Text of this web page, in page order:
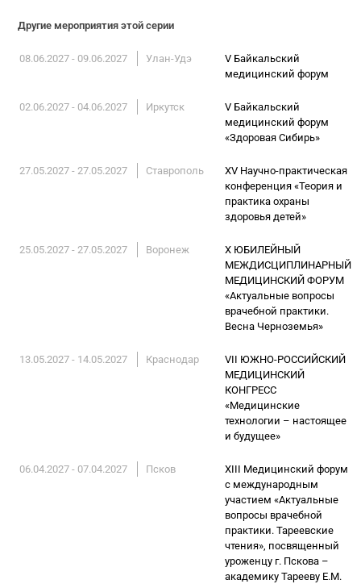
Другие мероприятия этой серии
08.06.2027 - 09.06.2027 Улан-Удэ
V Байкальский
медицинский форум
02.06.2027 - 04.06.2027 Иркутск
V Байкальский
медицинский форум
«Здоровая Сибирь»
27.05.2027 - 27.05.2027 Ставрополь
XV Научно-практическая
конференция «Теория и
практика охраны
здоровья детей»
25.05.2027 - 27.05.2027 Воронеж
X ЮБИЛЕЙНЫЙ
МЕЖДИСЦИПЛИНАРНЫЙ
МЕДИЦИНСКИЙ ФОРУМ
«Актуальные вопросы
врачебной практики.
Весна Черноземья»
13.05.2027 - 14.05.2027 Краснодар
VII ЮЖНО-РОССИЙСКИЙ
МЕДИЦИНСКИЙ
КОНГРЕСС
«Медицинские
технологии – настоящее
и будущее»
06.04.2027 - 07.04.2027 Псков
XIII Медицинский форум
с международным
участием «Актуальные
вопросы врачебной
практики. Тареевские
чтения», посвященный
уроженцу г. Пскова –
академику Тарееву Е.М.